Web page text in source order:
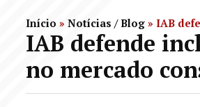
Início » Notícias / Blog » IAB
IAB defende
no mercado